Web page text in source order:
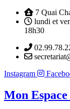
Aller
contenu
7 Quai
lundi et
18h30
Instagram
Mon